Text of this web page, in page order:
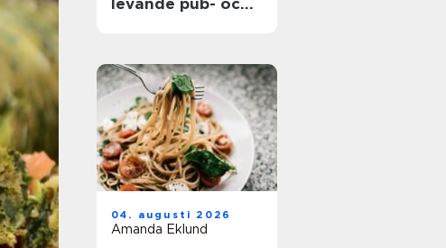
levande pub- och
04. augusti 2026
Amanda Eklund